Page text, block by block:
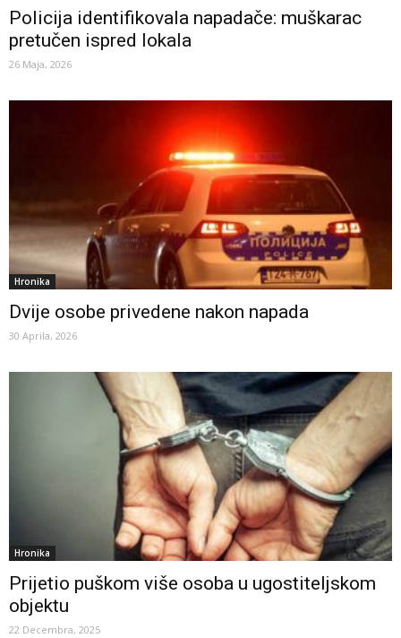
Policija identifikovala napadače: muškarac
pretučen ispred lokala
26 Maja, 2026
Hronika
Dvije osobe privedene nakon napada
30 Aprila, 2026
Hronika
Prijetio puškom više osoba u ugostiteljskom
objektu
22 Decembra, 2025